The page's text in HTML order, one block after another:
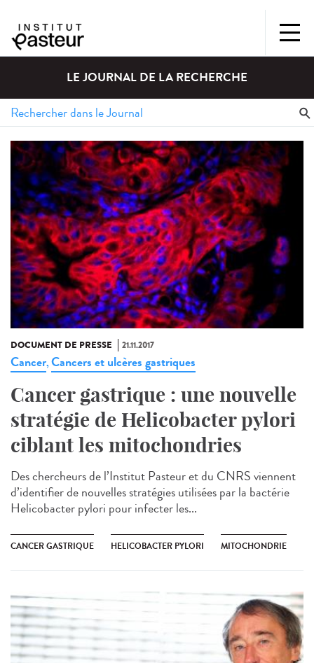
LE JOURNAL DE LA RECHERCHE
DOCUMENT DE PRESSE 21.11.2017
Cancer,Cancers et ulcères gastriques
Cancer gastrique : une nouvelle
stratégie de Helicobacter pylori
ciblant les mitochondries
Des chercheurs de l’Institut Pasteur et du CNRS viennent
d’identifier de nouvelles stratégies utilisées par la bactérie
Helicobacter pylori pour infecter les...
CANCER GASTRIQUE HELICOBACTER PYLORI MITOCHONDRIE